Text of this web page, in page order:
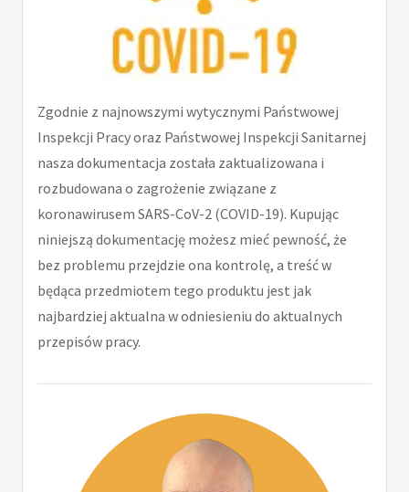
Zgodnie z najnowszymi wytycznymi Państwowej
Inspekcji Pracy oraz Państwowej Inspekcji Sanitarnej
nasza dokumentacja została zaktualizowana i
rozbudowana o zagrożenie związane z
koronawirusem SARS-CoV-2 (COVID-19). Kupując
niniejszą dokumentację możesz mieć pewność, że
bez problemu przejdzie ona kontrolę, a treść w
będąca przedmiotem tego produktu jest jak
najbardziej aktualna w odniesieniu do aktualnych
przepisów pracy.